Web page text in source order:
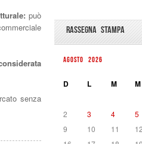
può
senza
RASSEGNA STAMPA
AGOSTO 2026
D L M M
2
3 4 5
9
10 11 12